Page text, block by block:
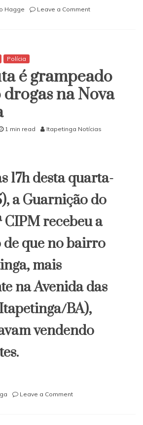
Hagge Leave a Commenton
teremos
live
do
Prefeito
“fique
Polícia
é grampeado
na Nova
1 min read Itapetinga Notícias
17h desta quarta-
a Guarnição do
CIPM recebeu a
que no bairro
mais
na Avenida das
BA),
vendendo
Leave a Commenton